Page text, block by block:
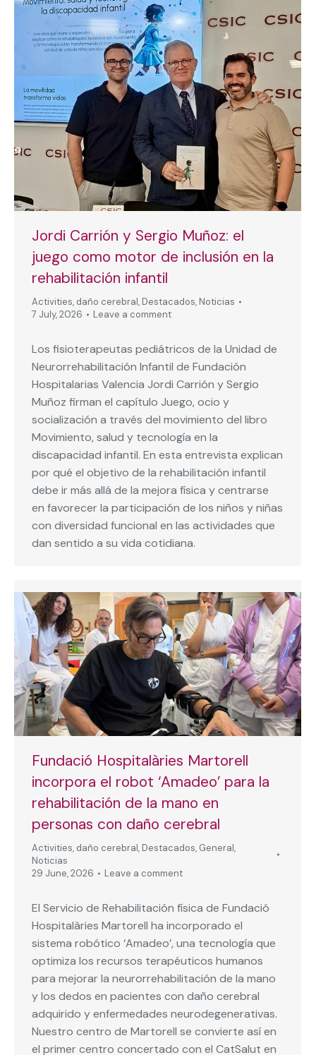
Jordi Carrión y Sergio Muñoz: el
juego como motor de inclusión en la
rehabilitación infantil
Activities, daño cerebral, Destacados, Noticias
7 July, 2026
Leave a comment
Los fisioterapeutas pediátricos de la Unidad de
Neurorrehabilitación Infantil de Fundación
Hospitalarias Valencia Jordi Carrión y Sergio
Muñoz firman el capítulo Juego, ocio y
socialización a través del movimiento del libro
Movimiento, salud y tecnología en la
discapacidad infantil. En esta entrevista explican
por qué el objetivo de la rehabilitación infantil
debe ir más allá de la mejora física y centrarse
en favorecer la participación de los niños y niñas
con diversidad funcional en las actividades que
dan sentido a su vida cotidiana.
Fundació Hospitalàries Martorell
incorpora el robot ‘Amadeo’ para la
rehabilitación de la mano en
personas con daño cerebral
Activities, daño cerebral, Destacados, General,
Noticias
29 June, 2026
Leave a comment
El Servicio de Rehabilitación física de Fundació
Hospitalàries Martorell ha incorporado el
sistema robótico ‘Amadeo’, una tecnología que
optimiza los recursos terapéuticos humanos
para mejorar la neurorrehabilitación de la mano
y los dedos en pacientes con daño cerebral
adquirido y enfermedades neurodegenerativas.
Nuestro centro de Martorell se convierte así en
el primer centro concertado con el CatSalut en